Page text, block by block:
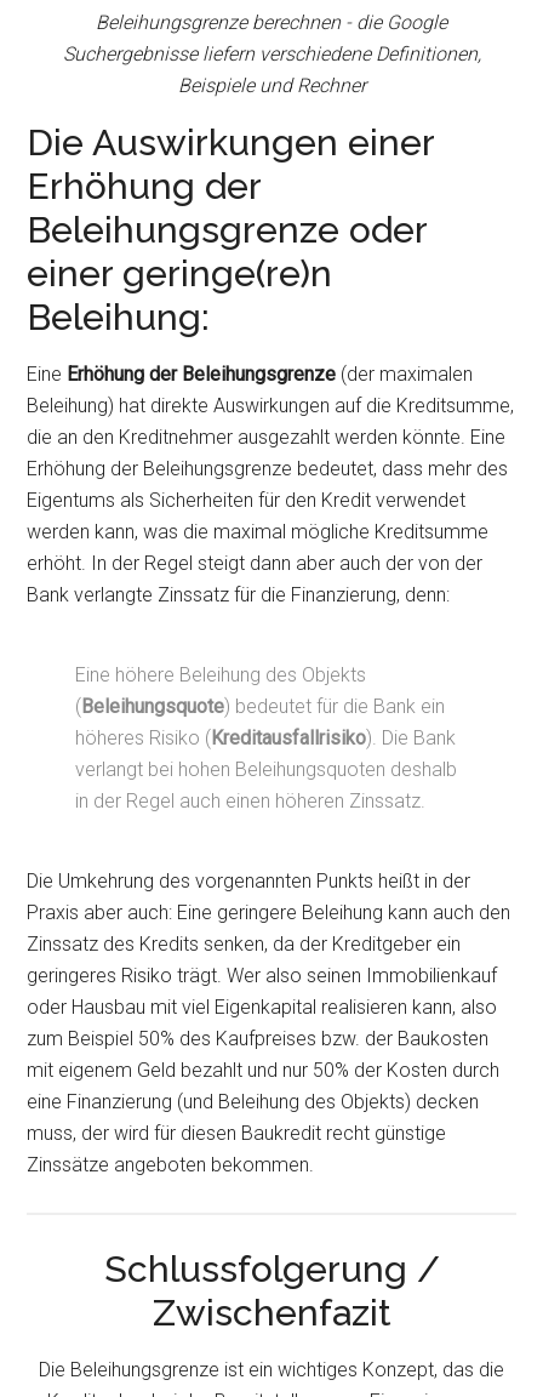
Beleihungsgrenze berechnen - die Google
Suchergebnisse liefern verschiedene Definitionen,
Beispiele und Rechner
Die Auswirkungen einer
Erhöhung der
Beleihungsgrenze oder
einer geringe(re)n
Beleihung:
Eine Erhöhung der Beleihungsgrenze (der maximalen
Beleihung) hat direkte Auswirkungen auf die Kreditsumme,
die an den Kreditnehmer ausgezahlt werden könnte. Eine
Erhöhung der Beleihungsgrenze bedeutet, dass mehr des
Eigentums als Sicherheiten für den Kredit verwendet
werden kann, was die maximal mögliche Kreditsumme
erhöht. In der Regel steigt dann aber auch der von der
Bank verlangte Zinssatz für die Finanzierung, denn:
Eine höhere Beleihung des Objekts
(Beleihungsquote) bedeutet für die Bank ein
höheres Risiko (Kreditausfallrisiko). Die Bank
verlangt bei hohen Beleihungsquoten deshalb
in der Regel auch einen höheren Zinssatz.
Die Umkehrung des vorgenannten Punkts heißt in der
Praxis aber auch: Eine geringere Beleihung kann auch den
Zinssatz des Kredits senken, da der Kreditgeber ein
geringeres Risiko trägt. Wer also seinen Immobilienkauf
oder Hausbau mit viel Eigenkapital realisieren kann, also
zum Beispiel 50% des Kaufpreises bzw. der Baukosten
mit eigenem Geld bezahlt und nur 50% der Kosten durch
eine Finanzierung (und Beleihung des Objekts) decken
muss, der wird für diesen Baukredit recht günstige
Zinssätze angeboten bekommen.
Schlussfolgerung /
Zwischenfazit
Die Beleihungsgrenze ist ein wichtiges Konzept, das die